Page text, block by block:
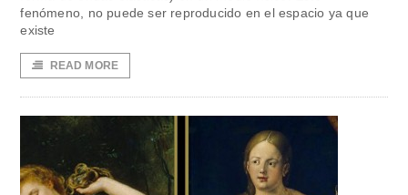
fenómeno, no puede ser reproducido en el espacio ya que
existe
READ MORE